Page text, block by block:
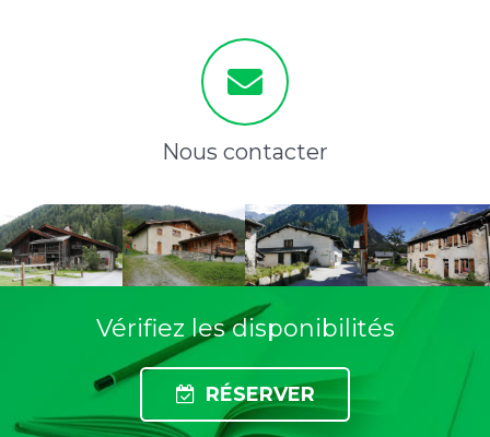
Nous contacter
Le Vieux
La
Loriaz
Le
Grassonnet
Le Gîte
Vérifiez les disponibilités
RÉSERVER